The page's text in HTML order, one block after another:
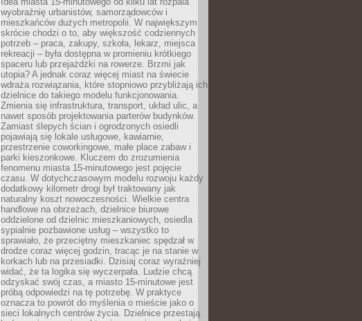
wyobraźnię urbanistów, samorządowców i
mieszkańców dużych metropolii. W największym
skrócie chodzi o to, aby większość codziennych
potrzeb – praca, zakupy, szkoła, lekarz, miejsca
rekreacji – była dostępna w promieniu krótkiego
spaceru lub przejażdżki na rowerze. Brzmi jak
utopia? A jednak coraz więcej miast na świecie
wdraża rozwiązania, które stopniowo przybliżają ich
dzielnice do takiego modelu funkcjonowania.
Zmienia się infrastruktura, transport, układ ulic, a
nawet sposób projektowania parterów budynków.
Zamiast ślepych ścian i ogrodzonych osiedli
pojawiają się lokale usługowe, kawiarnie,
przestrzenie coworkingowe, małe place zabaw i
parki kieszonkowe. Kluczem do zrozumienia
fenomenu miasta 15-minutowego jest pojęcie
czasu. W dotychczasowym modelu rozwoju każdy
dodatkowy kilometr drogi był traktowany jak
naturalny koszt nowoczesności. Wielkie centra
handlowe na obrzeżach, dzielnice biurowe
oddzielone od dzielnic mieszkaniowych, osiedla
sypialnie pozbawione usług – wszystko to
sprawiało, że przeciętny mieszkaniec spędzał w
drodze coraz więcej godzin, tracąc je na stanie w
korkach lub na przesiadki. Dzisiaj coraz wyraźniej
widać, że ta logika się wyczerpała. Ludzie chcą
odzyskać swój czas, a miasto 15-minutowe jest
próbą odpowiedzi na tę potrzebę. W praktyce
oznacza to powrót do myślenia o mieście jako o
sieci lokalnych centrów życia. Dzielnice przestają